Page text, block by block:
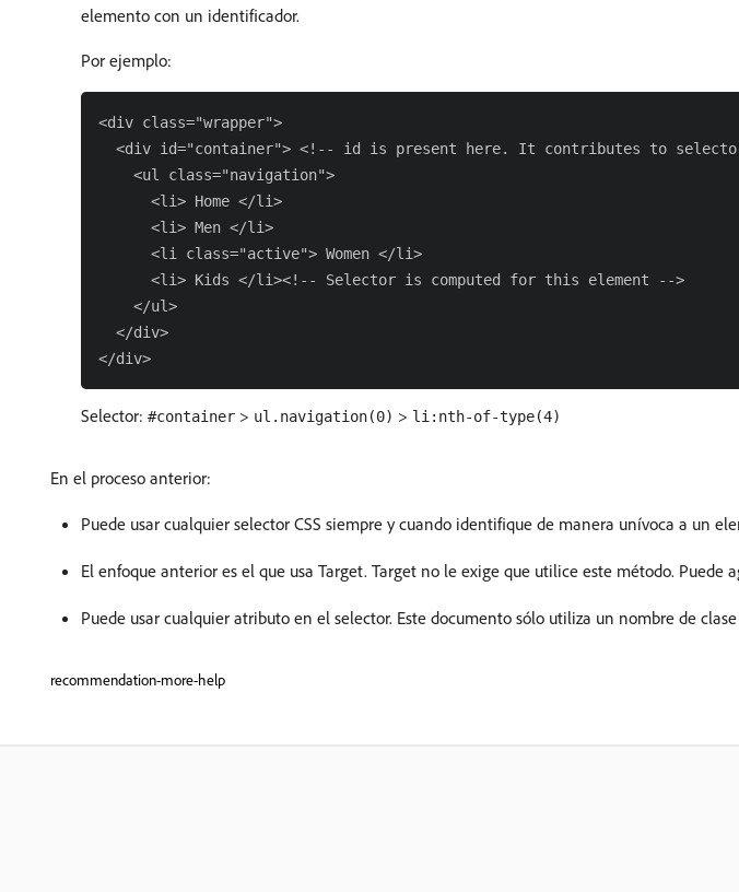
elemento con un identificador.
Por ejemplo:
<div class="wrapper">
<div id="container"> <!-- id is present here. It contributes to
    <ul class="navigation">
      <li> Home </li>
      <li> Men </li>
      <li class="active"> Women </li>
      <li> Kids </li><!-- Selector is computed for this element -->
    </ul>
  </div>
Selector: #container > ul.navigation(0) > li:nth-of-type(4)
En el proceso anterior:
Puede usar cualquier selector CSS siempre y cuando identifique de manera unívoca a un
El enfoque anterior es el que usa Target. Target no le exige que utilice este método. Puede
Puede usar cualquier atributo en el selector. Este documento sólo utiliza un nombre de
recommendation-more-help